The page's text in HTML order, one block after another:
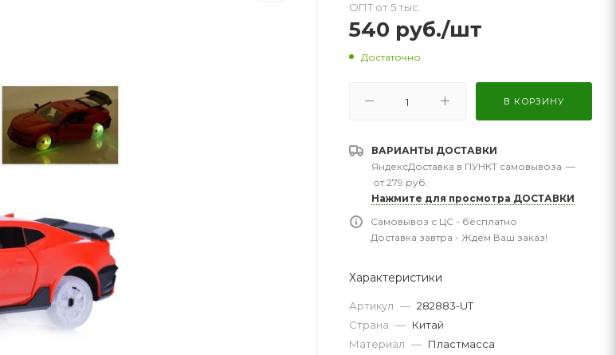
ОПТ от 5 тыс.
540 руб./шт
Достаточно
В КОРЗИНУ
ВАРИАНТЫ ДОСТАВКИ
ЯндексДоставка в ПУНКТ самовывоза —
от 279 руб.
Нажмите для просмотра ДОСТАВКИ
Самовывоз с ЦС - бесплатно
Доставка завтра - Ждем Ваш заказ!
Характеристики
Артикул — 282883-UT
Страна — Китай
Материал — Пластмасса